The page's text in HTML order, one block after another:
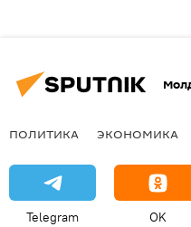
ПОЛИТИКА ЭКОНОМИКА
Telegram OK